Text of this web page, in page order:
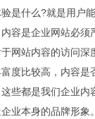
什么?就是用户能
容是企业网站必须
网站内容的访问深
度比较高，内容是
些都是我们企业内
本身的品牌形象